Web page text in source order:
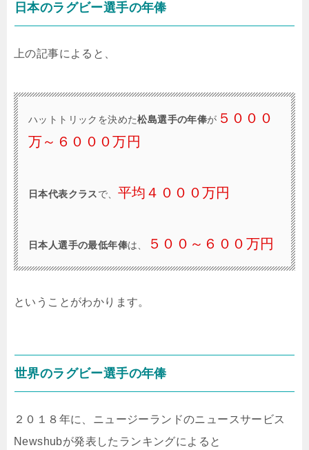
日本のラグビー選手の年俸
上の記事によると、
ハットトリックを決めた松島選手の年俸が ５０００
万～６０００万円
日本代表クラスで、 平均４０００万円
日本人選手の最低年俸は、 ５００～６００万円
ということがわかります。
世界のラグビー選手の年俸
２０１８年に、ニュージーランドのニュースサービス
Newshubが発表したランキングによると